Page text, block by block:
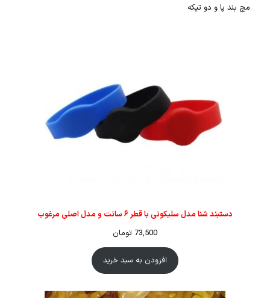
مچ بند پا و دو تیکه
دستبند شنا مدل سلیکونی با قطر ۶ سانت و مدل اصلی مرغوب
73,500 تومان
افزودن به سبد خرید